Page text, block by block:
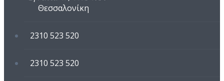
Θεσσαλονίκη
2310 523 520
2310 523 520